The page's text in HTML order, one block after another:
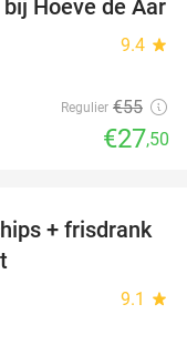
50%
Hoeve de Aar
9.4 star
Regulier €55
€27,50
34%
+ frisdrank
9.1 star